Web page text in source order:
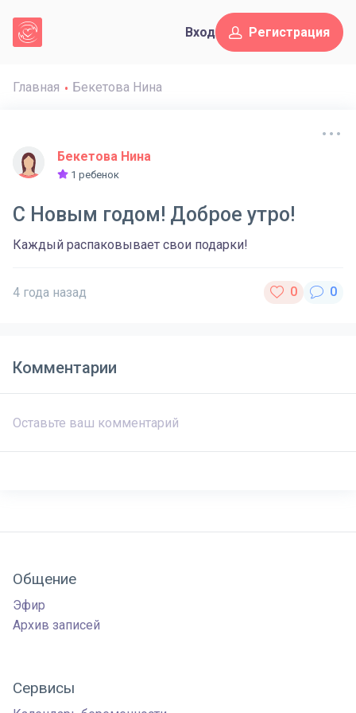
Вход Регистрация
Главная Бекетова Нина
Бекетова Нина
1 ребенок
С Новым годом! Доброе утро!
Каждый распаковывает свои подарки!
4 года назад
Комментарии
Общение
Эфир
Архив записей
Сервисы